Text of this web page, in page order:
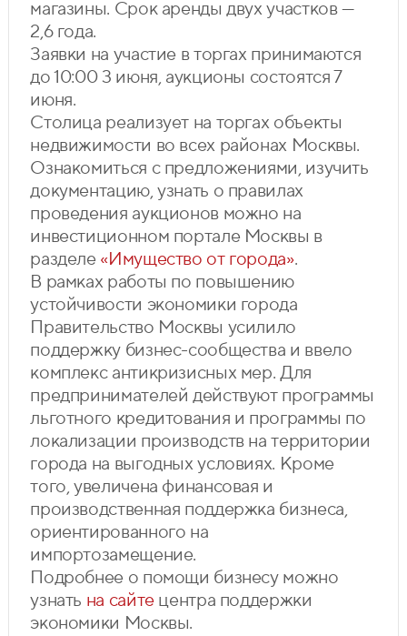
магазины. Срок аренды двух участков —
2,6 года.
Заявки на участие в торгах принимаются
до 10:00 3 июня, аукционы состоятся 7
июня.
Столица реализует на торгах объекты
недвижимости во всех районах Москвы.
Ознакомиться с предложениями, изучить
документацию, узнать о правилах
проведения аукционов можно на
инвестиционном портале Москвы в
разделе «Имущество от города».
В рамках работы по повышению
устойчивости экономики города
Правительство Москвы усилило
поддержку бизнес-сообщества и ввело
комплекс антикризисных мер. Для
предпринимателей действуют программы
льготного кредитования и программы по
локализации производств на территории
города на выгодных условиях. Кроме
того, увеличена финансовая и
производственная поддержка бизнеса,
ориентированного на
импортозамещение.
Подробнее о помощи бизнесу можно
узнать на сайтецентра поддержки
экономики Москвы.